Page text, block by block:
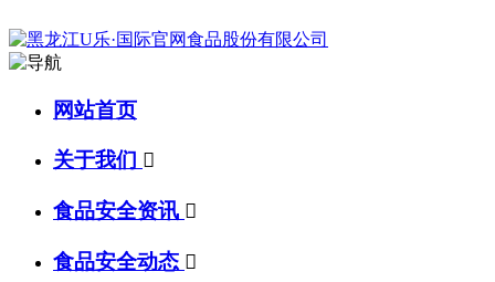
网站首页
关于我们 
食品安全资讯 
食品安全动态 